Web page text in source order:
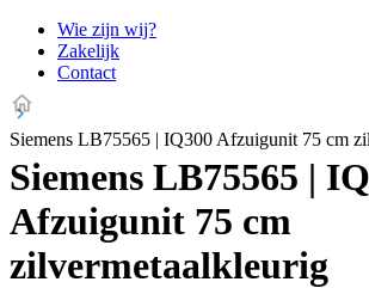
Wie zijn wij?
Zakelijk
Contact
Siemens LB75565 | IQ300 Afzuigunit 75 cm
Siemens LB75565 |
Afzuigunit 75 cm
zilvermetaalkleurig